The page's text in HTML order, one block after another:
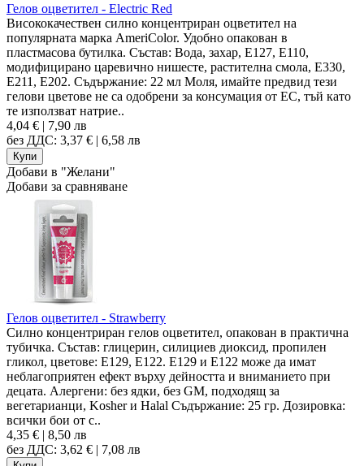
Гелов оцветител - Electric Red
Висококачествен силно концентриран оцветител на
популярната марка AmeriColor. Удобно опакован в
пластмасова бутилка. Състав: Вода, захар, E127, E110,
модифицирано царевично нишесте, растителна смола, E330,
E211, E202. Съдържание: 22 мл Моля, имайте предвид тези
гелови цветове не са одобрени за консумация от ЕС, тъй като
те използват натрие..
4,04 € | 7,90 лв
без ДДС: 3,37 € | 6,58 лв
Добави в "Желани"
Добави за сравняване
Гелов оцветител - Strawberry
Силно концентриран гелов оцветител, опакован в практична
тубичка. Състав: глицерин, силициев диоксид, пропилен
гликол, цветове: E129, E122. E129 и E122 може да имат
неблагоприятен ефект върху дейността и вниманието при
децата. Алергени: без ядки, без GM, подходящ за
вегетарианци, Kosher и Halal Съдържание: 25 гр. Дозировка:
всички бои от с..
4,35 € | 8,50 лв
без ДДС: 3,62 € | 7,08 лв